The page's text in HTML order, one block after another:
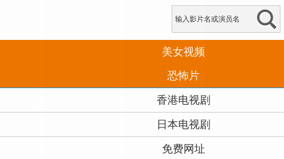
美女视频
恐怖片
香港电视剧
日本电视剧
免费网址